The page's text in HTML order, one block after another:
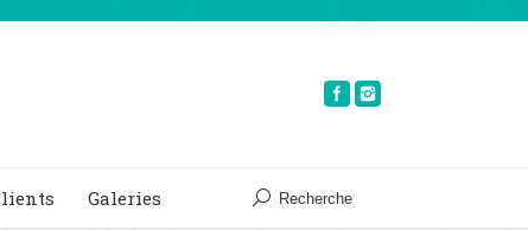
Galeries Recherche